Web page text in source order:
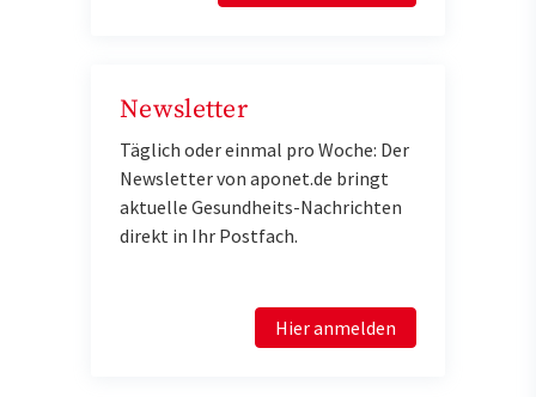
Newsletter
Täglich oder einmal pro Woche: Der
Newsletter von aponet.de bringt
aktuelle Gesundheits-Nachrichten
direkt in Ihr Postfach.
Hier anmelden